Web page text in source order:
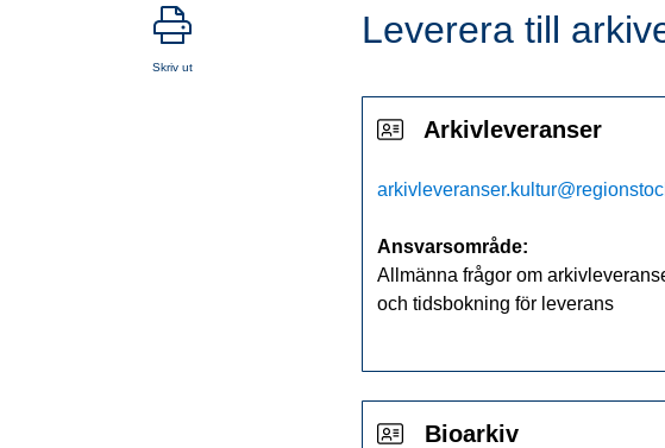
Skriv ut
Leverera till
Arkivleveranser
Ansvarsområde:
Allmänna frågor om
och tidsbokning för leverans
Bioarkiv